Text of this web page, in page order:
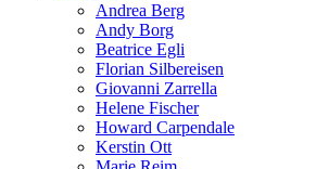
Andrea Berg
Andy Borg
Beatrice Egli
Florian Silbereisen
Giovanni Zarrella
Helene Fischer
Howard Carpendale
Kerstin Ott